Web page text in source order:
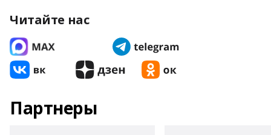
Читайте нас
Партнеры